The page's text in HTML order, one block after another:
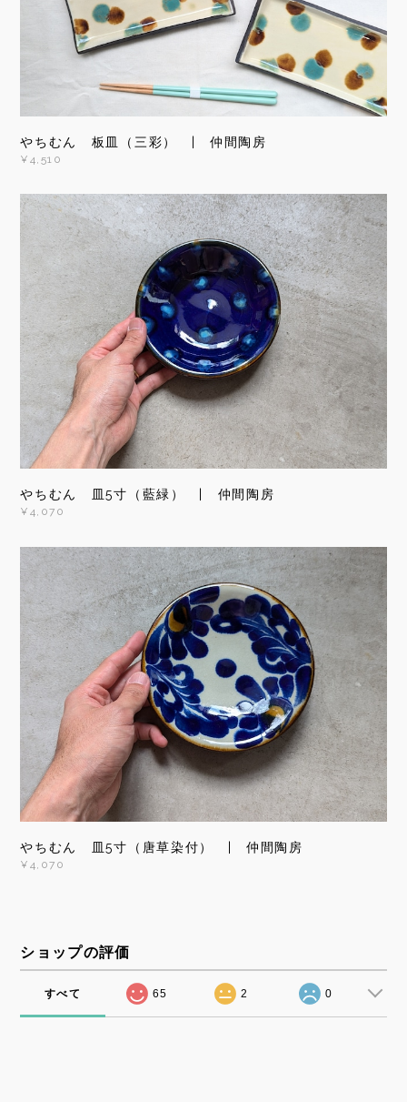
やちむん 板皿（三彩） | 仲間陶房
¥4,510
やちむん 皿5寸（藍緑） | 仲間陶房
¥4,070
やちむん 皿5寸（唐草染付） | 仲間陶房
¥4,070
ショップの評価
すべて 65 2 0